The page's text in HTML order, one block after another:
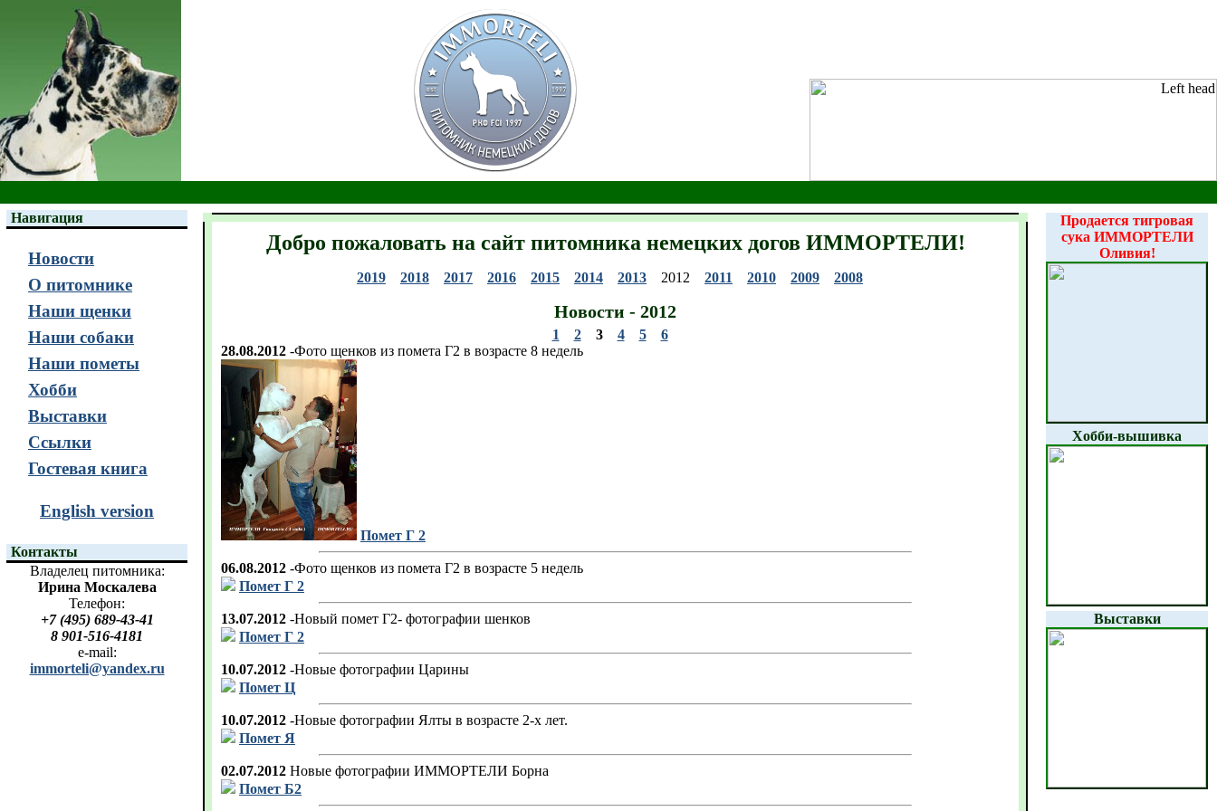
Навигация
Новости
О питомнике
Наши щенки
Наши собаки
Наши пометы
Хобби
Выставки
Ссылки
Гостевая книга
English version
Контакты
Владелец питомника:
Ирина Москалева
Телефон:
+7 (495) 689-43-41
8 901-516-4181
e-mail:
immorteli@yandex.ru
Добро пожаловать на сайт питомника немецких догов ИММОРТЕЛИ!
2019 2018 2017 2016 2015 2014 2013 2012 2011 2010 2009 2008
Новости - 2012
1 2 3 4 5
6
28.08.2012 -Фото щенков из помета Г2 в возрасте 8 недель
Помет Г 2
06.08.2012 -Фото щенков из помета Г2 в возрасте 5 недель
Помет Г 2
13.07.2012 -Новый помет Г2- фотографии шенков
Помет Г 2
10.07.2012 -Новые фотографии Царины
Помет Ц
10.07.2012 -Новые фотографии Ялты в возрасте 2-х лет.
Помет Я
02.07.2012 Новые фотографии ИММОРТЕЛИ Борна
Помет Б2
Продается тигровая
сука ИММОРТЕЛИ
Оливия!
Хобби-вышивка
Выставки